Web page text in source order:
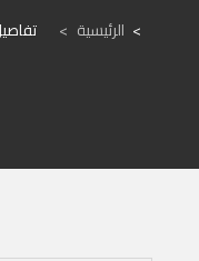
الرئيسية >